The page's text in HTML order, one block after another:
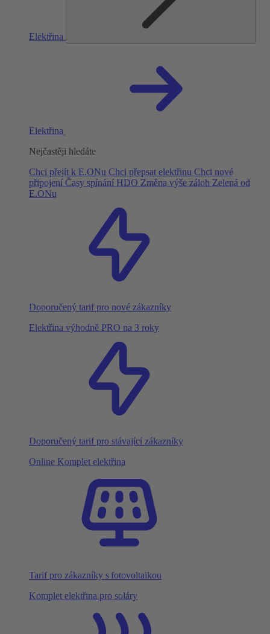
Elektřina
Elektřina
Nejčastěji hledáte
Chci přejít k E.ONu Chci přepsat elektřinu Chci nové
připojení Časy spínání HDO Změna výše záloh Zelená od
E.ONu
Doporučený tarif pro nové zákazníky
Elektřina výhodně PRO na 3 roky
Doporučený tarif pro stávající zákazníky
Online Komplet elektřina
Tarif pro zákazníky s fotovoltaikou
Komplet elektřina pro soláry